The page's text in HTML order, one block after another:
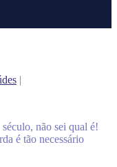
|
não sei qual é!
é tão necessário